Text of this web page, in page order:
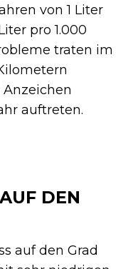
von 1 Liter
pro 1.000
traten im
auftreten.
DEN
auf den Grad